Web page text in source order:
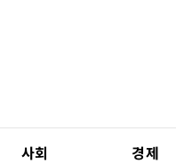
사회 경제